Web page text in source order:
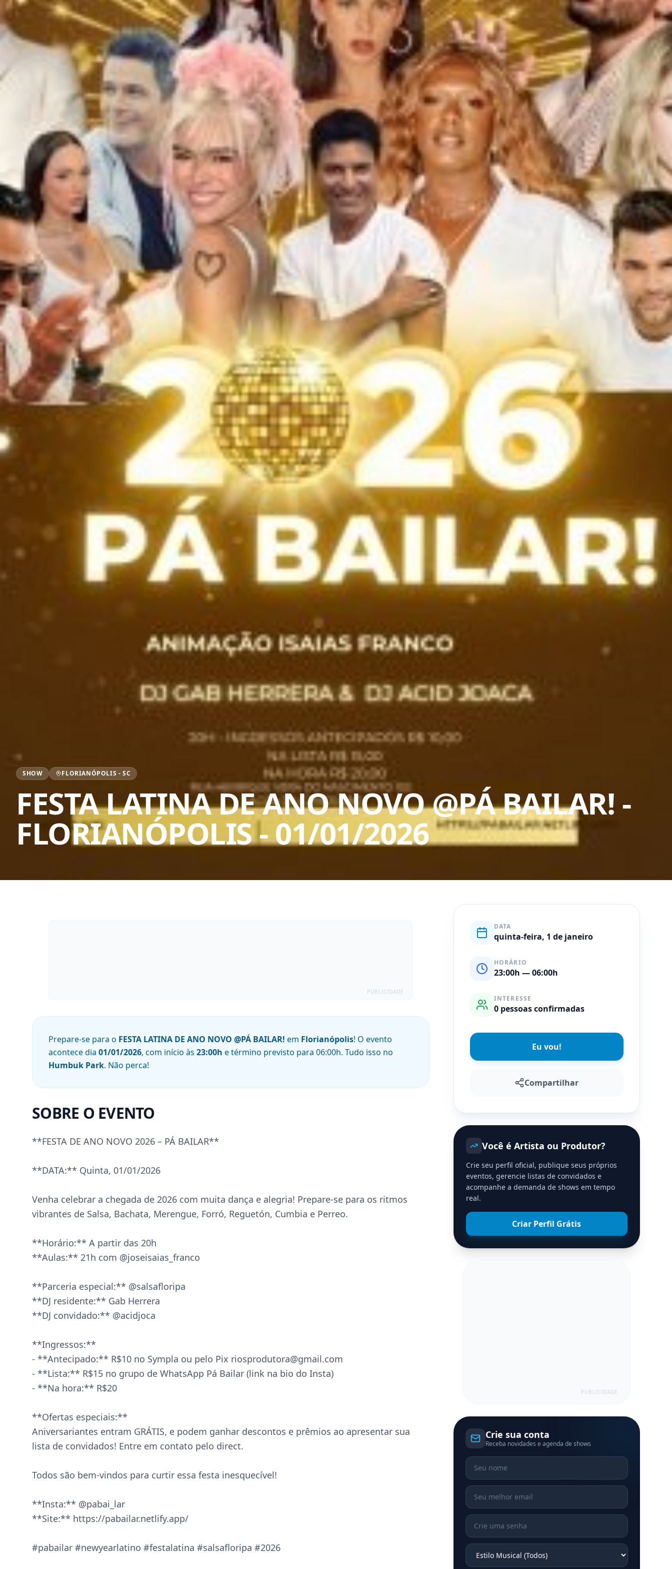
SHOW FLORIANÓPOLIS -SC
FESTA LATINA DE ANO NOVO @PÁ BAILAR! -
FLORIANÓPOLIS-01/01/2026
PUBLICIDADE
Prepare-se para o FESTA LATINA DE ANO NOVO @PÁ BAILAR! em Florianópolis! O evento
acontece dia 01/01/2026, com início às 23:00h e término previsto para 06:00h. Tudo isso no
Humbuk Park. Não perca!
SOBRE O EVENTO
**FESTA DE ANO NOVO 2026 – PÁ BAILAR**
**DATA:** Quinta, 01/01/2026
Venha celebrar a chegada de 2026 com muita dança e alegria! Prepare-se para os ritmos
vibrantes de Salsa, Bachata, Merengue, Forró, Reguetón, Cumbia e Perreo.
**Horário:** A partir das 20h
**Aulas:** 21h com @joseisaias_franco
**Parceria especial:** @salsafloripa
**DJ residente:** Gab Herrera
**DJ convidado:** @acidjoca
**Ingressos:**
- **Antecipado:** R$10 no Sympla ou pelo Pix riosprodutora@gmail.com
- **Lista:** R$15 no grupo de WhatsApp Pá Bailar (link na bio do Insta)
- **Na hora:** R$20
**Ofertas especiais:**
Aniversariantes entram GRÁTIS, e podem ganhar descontos e prêmios ao apresentar sua
lista de convidados! Entre em contato pelo direct.
Todos são bem-vindos para curtir essa festa inesquecível!
**Insta:** @pabai_lar
**Site:** https://pabailar.netlify.app/
#pabailar #newyearlatino #festalatina #salsafloripa #2026
DATA
quinta-feira, 1 de janeiro
HORÁRIO
23:00h — 06:00h
INTERESSE
0pessoas confirmadas
Eu vou!
Compartilhar
Você é Artista ou Produtor?
Crie seu perfil oficial, publique seus próprios
eventos, gerencie listas de convidados e
acompanhe a demanda de shows em tempo
real.
Criar Perfil Grátis
PUBLICIDADE
Crie sua conta
Receba novidades e agenda de shows